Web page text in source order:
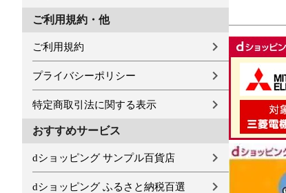
ご利用規約・他
ご利用規約
プライバシーポリシー
特定商取引法に関する表示
おすすめサービス
dショッピング サンプル百貨店
dショッピング ふるさと納税百選